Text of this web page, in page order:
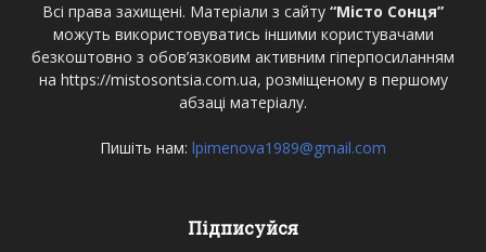
Всі права захищені. Матеріали з сайту “Місто Сонця”
можуть використовуватись іншими користувачами
безкоштовно з обов’язковим активним гіперпосиланням
на https://mistosontsia.com.ua, розміщеному в першому
абзаці матеріалу.
Пишіть нам: lpimenova1989@gmail.com
Підписуйся